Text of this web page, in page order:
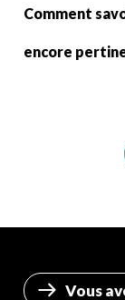
Comment
encore
Vous